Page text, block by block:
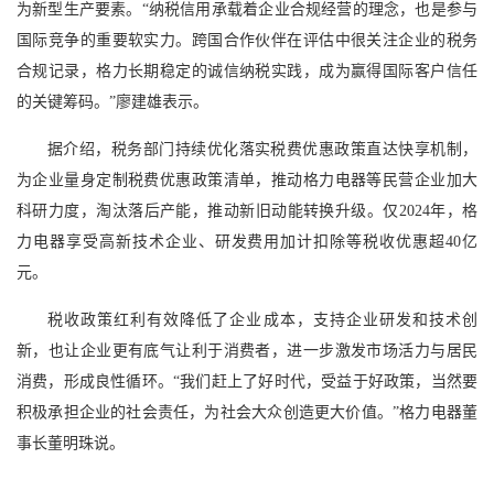
为新型生产要素。“纳税信用承载着企业合规经营的理念，也是参与
国际竞争的重要软实力。跨国合作伙伴在评估中很关注企业的税务
合规记录，格力长期稳定的诚信纳税实践，成为赢得国际客户信任
的关键筹码。”廖建雄表示。
据介绍，税务部门持续优化落实税费优惠政策直达快享机制，
为企业量身定制税费优惠政策清单，推动格力电器等民营企业加大
科研力度，淘汰落后产能，推动新旧动能转换升级。仅2024年，格
力电器享受高新技术企业、研发费用加计扣除等税收优惠超40亿
元。
税收政策红利有效降低了企业成本，支持企业研发和技术创
新，也让企业更有底气让利于消费者，进一步激发市场活力与居民
消费，形成良性循环。“我们赶上了好时代，受益于好政策，当然要
积极承担企业的社会责任，为社会大众创造更大价值。”格力电器董
事长董明珠说。